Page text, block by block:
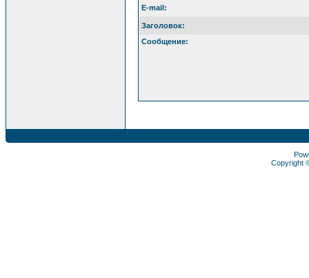
E-mail:
Заголовок:
Сообщение:
Copyright